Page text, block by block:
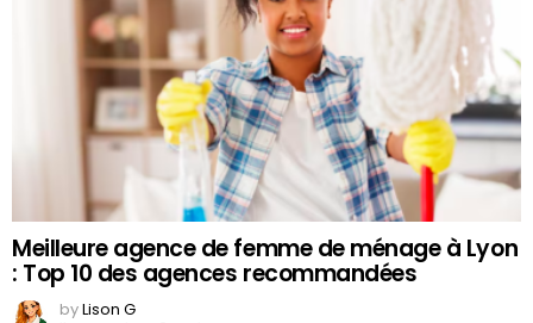
Meilleure agence de femme de ménage à Lyon
: Top 10 des agences recommandées
byLison G